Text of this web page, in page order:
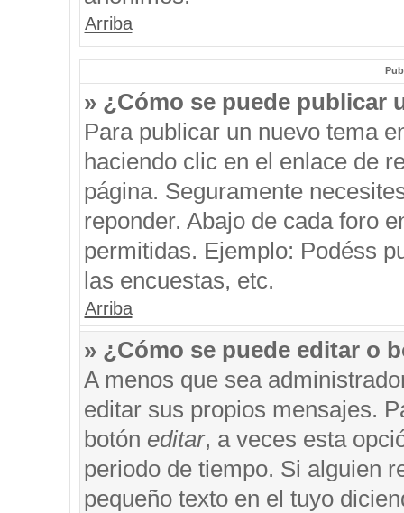
Arriba
» ¿Cómo se puede publicar
Para publicar un nuevo tema
haciendo clic en el enlace de
página. Seguramente
reponder. Abajo de cada foro
permitidas. Ejemplo: Podéss
las encuestas, etc.
Arriba
» ¿Cómo se puede editar o
A menos que sea
editar sus propios mensajes.
botón editar, a veces esta
periodo de tiempo. Si alguien
pequeño texto en el tuyo